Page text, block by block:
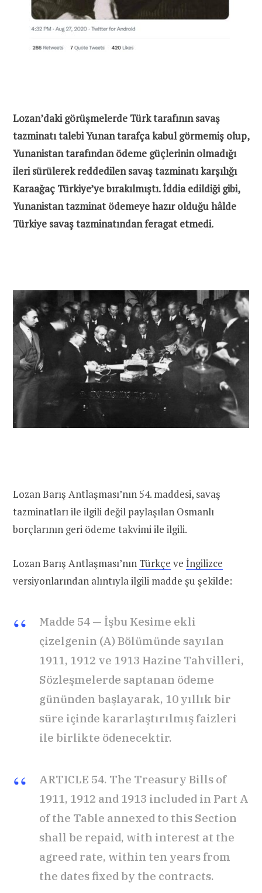
Lozan’daki görüşmelerde Türk tarafının savaş
tazminatı talebi Yunan tarafça kabul görmemiş olup,
Yunanistan tarafından ödeme güçlerinin olmadığı
ileri sürülerek reddedilen savaş tazminatı karşılığı
Karaağaç Türkiye’ye bırakılmıştı. İddia edildiği gibi,
Yunanistan tazminat ödemeye hazır olduğu hâlde
Türkiye savaş tazminatından feragat etmedi.
Lozan Barış Antlaşması’nın 54. maddesi, savaş
tazminatları ile ilgili değil paylaşılan Osmanlı
borçlarının geri ödeme takvimi ile ilgili.
Lozan Barış Antlaşması’nın Türkçe ve İngilizce
versiyonlarından alıntıyla ilgili madde şu şekilde:
Madde 54 — İşbu Kesime ekli
çizelgenin (A) Bölümünde sayılan
1911, 1912 ve 1913 Hazine Tahvilleri,
Sözleşmelerde saptanan ödeme
gününden başlayarak, 10 yıllık bir
süre içinde kararlaştırılmış faizleri
ile birlikte ödenecektir.
ARTICLE 54. The Treasury Bills of
1911, 1912 and 1913 included in Part A
of the Table annexed to this Section
shall be repaid, with interest at the
agreed rate, within ten years from
the dates fixed by the contracts.